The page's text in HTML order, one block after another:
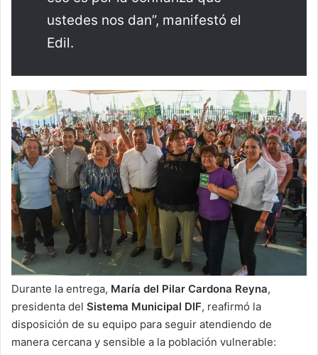
ustedes nos dan”, manifestó el
Edil.
Durante la entrega, María del Pilar Cardona Reyna,
presidenta del Sistema Municipal DIF, reafirmó la
disposición de su equipo para seguir atendiendo de
manera cercana y sensible a la población vulnerable: